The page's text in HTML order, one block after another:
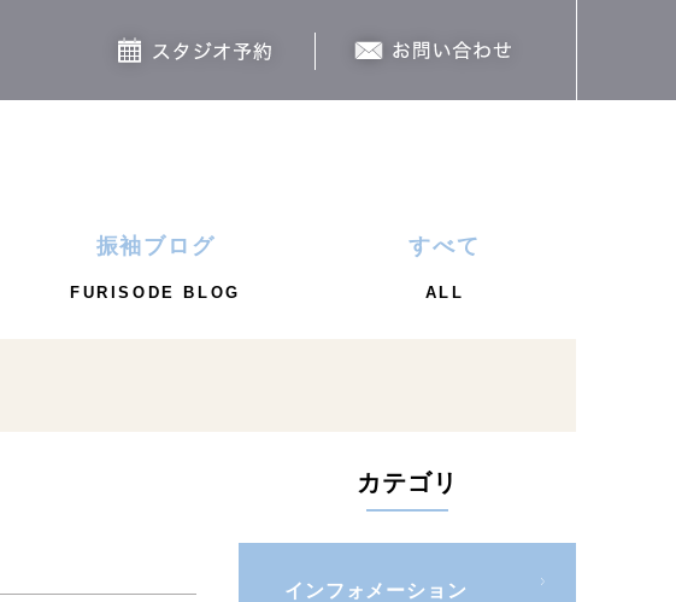
振袖ブログ
FURISODE BLOG
すべて
ALL
カテゴリ
インフォメーション